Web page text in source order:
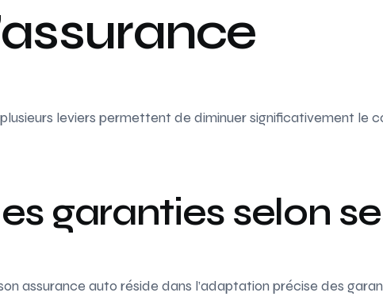
leviers permettent de diminuer significativement le
garanties selon
assurance auto réside dans l’adaptation précise des